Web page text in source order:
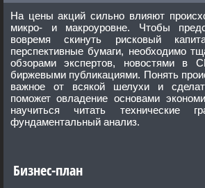
На цены акций сильно влияют
микро- и макроуровне. Чтобы предсказать изменения,
вовремя скинуть рисковый капитал и
перспективные бумаги, необходимо
обзорами экспертов, новостями в СМИ и различными
биржевыми публикациями. Понять происходящее, отделить
важное от всякой шелухи и
поможет овладение основами экономики. Очень полезно
научиться читать технические графики, применять
фундаментальный анализ.
Бизнес-план